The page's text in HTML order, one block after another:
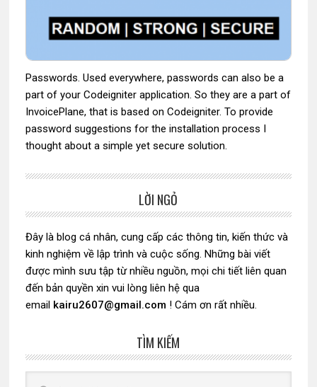
Passwords. Used everywhere, passwords can also be a
part of your Codeigniter application. So they are a part of
InvoicePlane, that is based on Codeigniter. To provide
password suggestions for the installation process I
thought about a simple yet secure solution.
chính
LỜI NGỎ
Đây là blog cá nhân, cung cấp các thông tin, kiến thức và
kinh nghiệm về lập trình và cuộc sống. Những bài viết
được mình sưu tập từ nhiều nguồn, mọi chi tiết liên quan
đến bản quyền xin vui lòng liên hệ qua
email kairu2607@gmail.com ! Cám ơn rất nhiều.
TÌM KIẾM